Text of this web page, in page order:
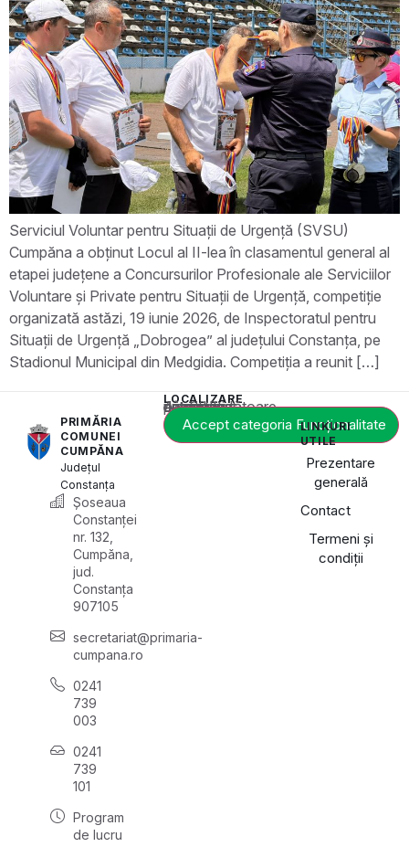
Serviciul Voluntar pentru Situații de Urgență (SVSU)
Cumpăna a obținut Locul al II-lea în clasamentul general al
etapei județene a Concursurilor Profesionale ale Serviciilor
Voluntare și Private pentru Situații de Urgență, competiție
organizată astăzi, 19 iunie 2026, de Inspectoratul pentru
Situații de Urgență „Dobrogea” al județului Constanța, pe
Stadionul Municipal din Medgidia. Competiția a reunit […]
PRIMĂRIA
COMUNEI
CUMPĂNA
Județul
Constanța
Șoseaua
Constanței
nr. 132,
Cumpăna,
jud.
Constanța
907105
secretariat@primaria-
cumpana.ro
0241
739
003
0241
739
101
Program
de lucru
LOCALIZARE
Acest conținut este blocat până când acceptați categoria corespunzătoare de cookie-uri.
Accept categoria Funcționalitate
LINKURI
UTILE
Prezentare
generală
Contact
Termeni și
condiții